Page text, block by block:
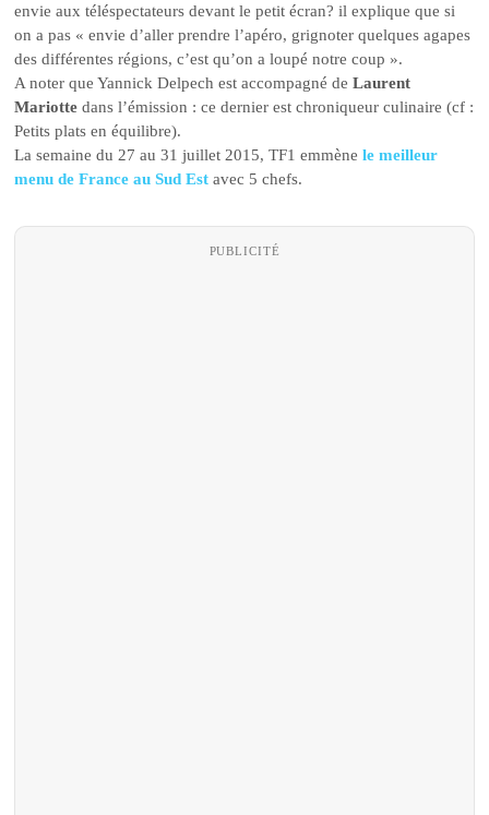
envie aux téléspectateurs devant le petit écran? il explique que si
on a pas « envie d’aller prendre l’apéro, grignoter quelques agapes
des différentes régions, c’est qu’on a loupé notre coup ».
A noter que Yannick Delpech est accompagné deLaurent
Mariotte dans l’émission : ce dernier est chroniqueur culinaire (cf :
Petits plats en équilibre).
La semaine du 27 au 31 juillet 2015, TF1 emmènele meilleur
menu de France au Sud Est avec 5 chefs.
PUBLICITÉ